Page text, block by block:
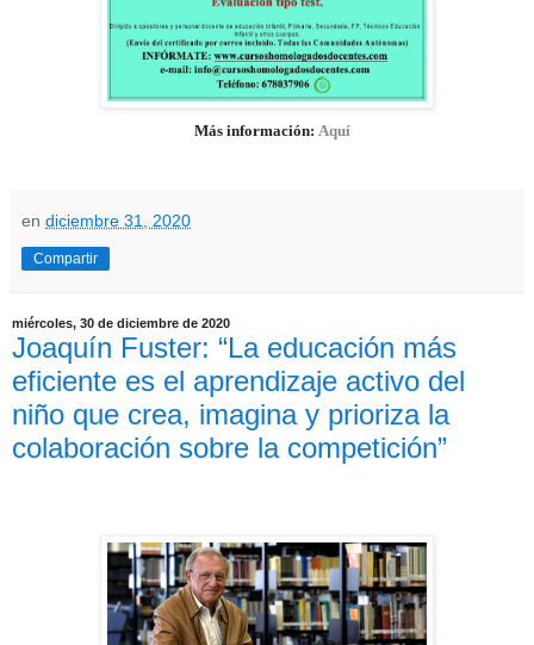
Más información: Aquí
en diciembre 31, 2020
Compartir
miércoles, 30 de diciembre de 2020
Joaquín Fuster: “La educación más
eficiente es el aprendizaje activo del
niño que crea, imagina y prioriza la
colaboración sobre la competición”